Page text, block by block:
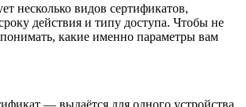
несколько видов сертификатов,
действия и типу доступа. Чтобы не
какие именно параметры вам
— выдаётся для одного устройства,